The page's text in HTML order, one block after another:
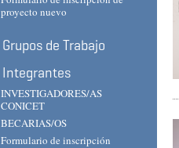
proyecto nuevo
Grupos de Trabajo
Integrantes
INVESTIGADORES/AS
CONICET
BECARIAS/OS
Formulario de inscripción